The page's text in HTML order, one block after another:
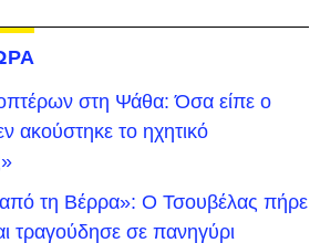
στη Ψάθα: Όσα είπε ο
ακούστηκε το ηχητικό
από τη Βέρρα»: Ο Τσουβέλας πήρε
τραγούδησε σε πανηγύρι